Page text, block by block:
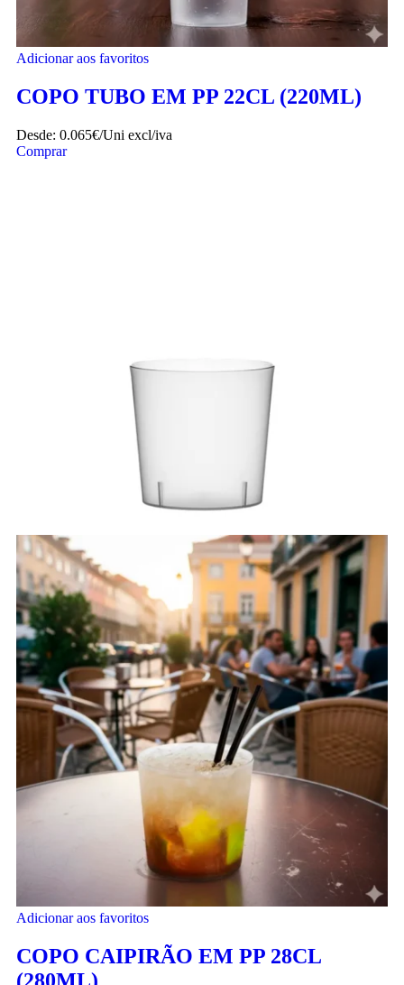
Adicionar aos favoritos
COPO TUBO EM PP 22CL (220ML)
Desde: 0.065€/Uni excl/iva
Comprar
Adicionar aos favoritos
COPO CAIPIRÃO EM PP 28CL